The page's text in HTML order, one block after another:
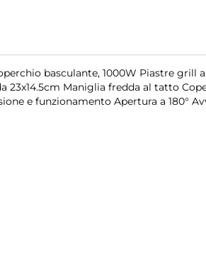
basculante, 1000W Piastre grill
23x14.5cm Maniglia fredda al tatto
e funzionamento Apertura a 180°